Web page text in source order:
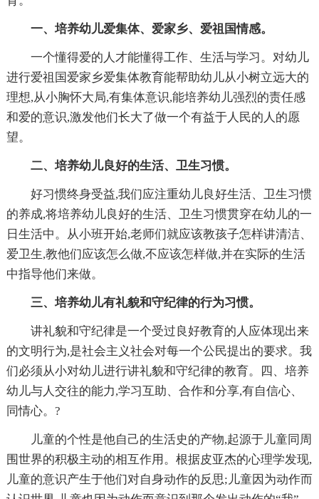
一、培养幼儿爱集体、爱家乡、爱祖国情感。
一个懂得爱的人才能懂得工作、生活与学习。对幼儿
进行爱祖国爱家乡爱集体教育能帮助幼儿从小树立远大的
理想,从小胸怀大局,有集体意识,能培养幼儿强烈的责任感
和爱的意识,激发他们长大了做一个有益于人民的人的愿
望。
二、培养幼儿良好的生活、卫生习惯。
好习惯终身受益,我们应注重幼儿良好生活、卫生习惯
的养成,将培养幼儿良好的生活、卫生习惯贯穿在幼儿的一
日生活中。从小班开始,老师们就应该教孩子怎样讲清洁、
爱卫生,教他们应该怎么做,不应该怎样做,并在实际的生活
中指导他们来做。
三、培养幼儿有礼貌和守纪律的行为习惯。
讲礼貌和守纪律是一个受过良好教育的人应体现出来
的文明行为,是社会主义社会对每一个公民提出的要求。我
们必须从小对幼儿进行讲礼貌和守纪律的教育。四、培养
幼儿与人交往的能力,学习互助、合作和分享,有自信心、
同情心。?
儿童的个性是他自己的生活史的产物,起源于儿童同周
围世界的积极主动的相互作用。根据皮亚杰的心理学发现,
儿童的意识产生于他们对自身动作的反思;儿童因为动作而